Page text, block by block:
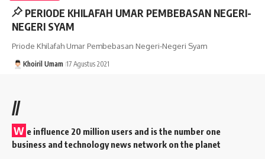
PERIODE KHILAFAH UMAR PEMBEBASAN NEGERI-
NEGERI SYAM
Priode Khilafah Umar Pembebasan Negeri-Negeri Syam
Khoiril Umam 17 Agustus 2021
//
W e influence 20 million users and is the number one
business and technology news network on the planet